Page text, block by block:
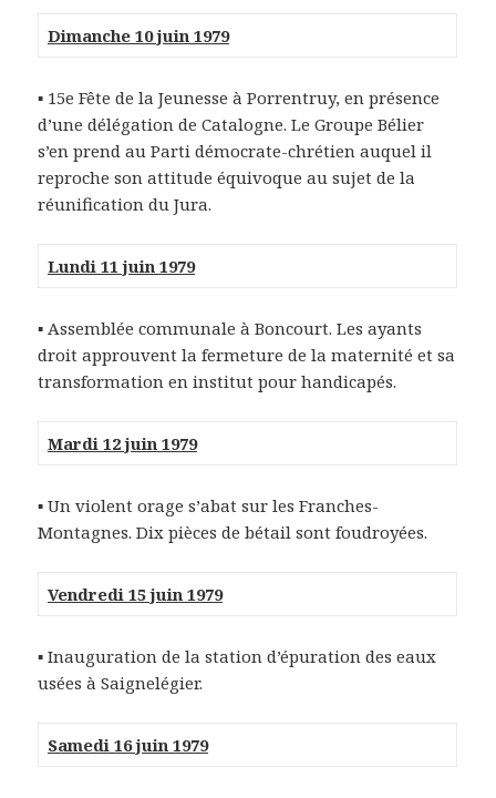
Dimanche 10 juin 1979
▪ 15e Fête de la Jeunesse à Porrentruy, en présence
d’une délégation de Catalogne. Le Groupe Bélier
s’en prend au Parti démocrate-chrétien auquel il
reproche son attitude équivoque au sujet de la
réunification du Jura.
Lundi 11 juin 1979
▪ Assemblée communale à Boncourt. Les ayants
droit approuvent la fermeture de la maternité et sa
transformation en institut pour handicapés.
Mardi 12 juin 1979
▪ Un violent orage s’abat sur les Franches-
Montagnes. Dix pièces de bétail sont foudroyées.
Vendredi 15 juin 1979
▪ Inauguration de la station d’épuration des eaux
usées à Saignelégier.
Samedi 16 juin 1979